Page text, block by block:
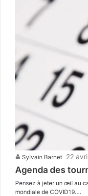
Sylvain Barnet 22
Agenda des
Pensez à jeter un œil au
mondiale de COVID19….